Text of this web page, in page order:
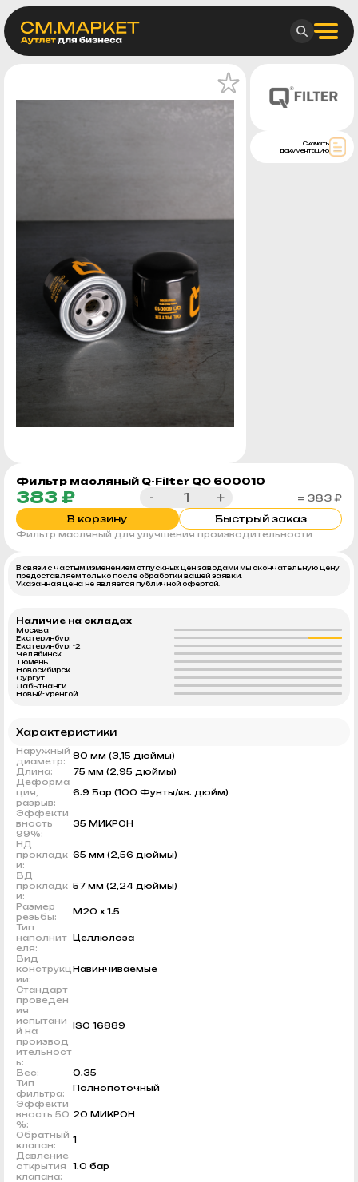
Фильтр масляный Q-Filter QO 600010
383 ₽ - +
= 383 ₽
В корзину
Быстрый заказ
Фильтр масляный для улучшения производительности
Скачать
документацию
В связи с частым изменением отпускных цен заводами мы окончательную цену
предоставляем только после обработки вашей заявки.
Указанная цена не является публичной офертой.
Наличие на складах
Москва
Екатеринбург
Екатеринбург-2
Челябинск
Тюмень
Новосибирск
Сургут
Лабытнанги
Новый-Уренгой
Характеристики
Наружный
диаметр:
80 мм (3,15 дюймы)
Длина:
75 мм (2,95 дюймы)
Деформа
ция,
разрыв:
6.9 Бар (100 Фунты/кв. дюйм)
Эффекти
вность
99%:
35 МИКРОН
НД
прокладк
и:
65 мм (2,56 дюймы)
ВД
прокладк
и:
57 мм (2,24 дюймы)
Размер
резьбы:
M20 x 1.5
Тип
наполнит
еля:
Целлюлоза
Вид
конструкц
ии:
Навинчиваемые
Стандарт
проведен
ия
испытани
й на
производ
ительност
ь:
ISO 16889
Вес:
0.35
Тип
фильтра:
Полнопоточный
Эффекти
вность 50
%:
20 МИКРОН
Обратный
клапан:
1
Давление
открытия
клапана:
1.0 бар